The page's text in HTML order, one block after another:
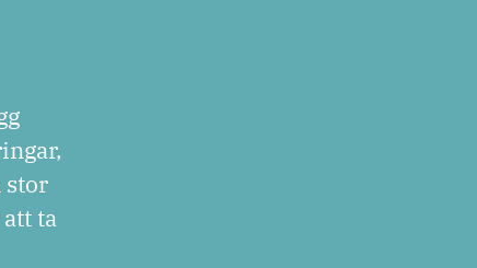
stor
ta